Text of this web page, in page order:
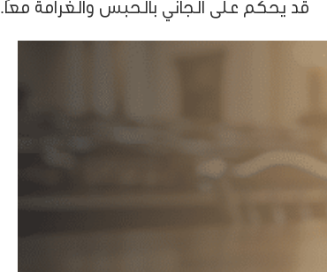
قد يحكم على الجاني بالحبس والغرامة معًا.